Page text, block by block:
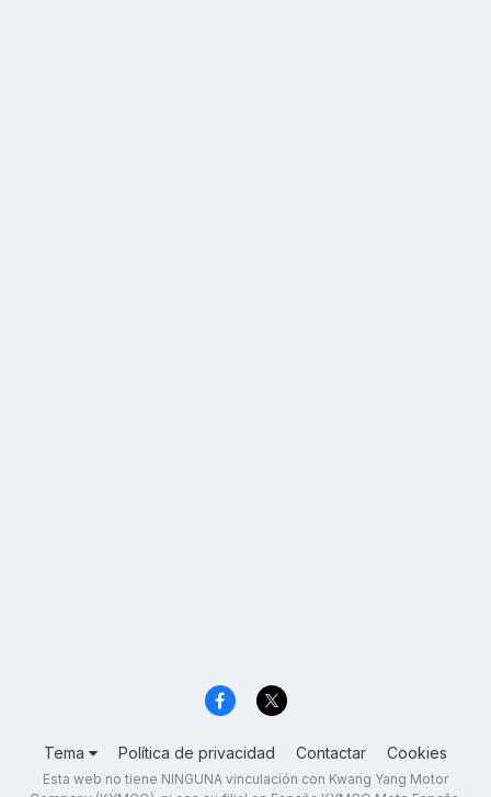
Tema Política de privacidad Contactar Cookies
Esta web no tiene NINGUNA vinculación con Kwang Yang Motor